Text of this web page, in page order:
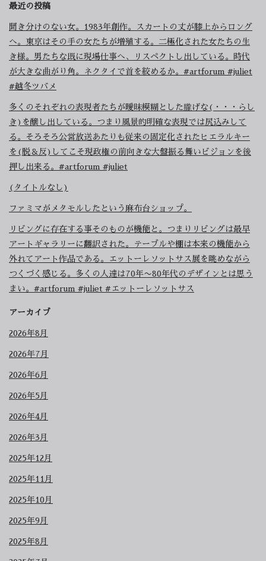
最近の投稿
聞き分けのない女。1983年創作。スカートの丈が膝上からロング
へ。東京はその手の女たちが増殖する。二極化された女たちの生
き様。男たちな既に現場仕事へ、リスペクトし出している。時代
が大きな曲がり角。ネクタイで首を絞めるか。#artforum #juliet
#越冬ツバメ
多くのそれぞれの表現者たちが曖昧模糊とした朧げな(・・・らし
き)を醸し出している。つまり風景的明確な表現では尻込みして
る。そろそろ公営放送あたりも従来の固定化されたヒエラルキー
を(脱＆反)してこそ現政権の前向きな大盤振る舞いビジョンを後
押し出来る。#artforum #juliet
(タイトルなし)
ファミマがメタモルしたという麻布台ショップ。
リビングに存在する事そのものが機能と。つまりリビングは最早
アートギャラリーに翻訳された。テーブルや棚は本来の機能から
外れてアート作品である。エットーレソットサス展を眺めながら
つくづく感じる。多くの人達は70年〜80年代のデザインとは思う
まい。#artforum #juliet #エットーレソットサス
アーカイブ
2026年8月
2026年7月
2026年6月
2026年5月
2026年4月
2026年3月
2025年12月
2025年11月
2025年10月
2025年9月
2025年8月